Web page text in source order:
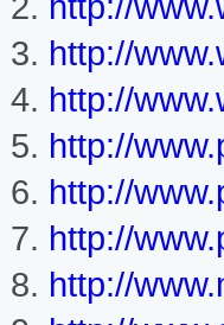
http://
http://
http://
http://
http://
http://